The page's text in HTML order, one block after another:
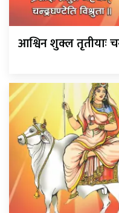
आश्विन शुक्ल तृतीयाः